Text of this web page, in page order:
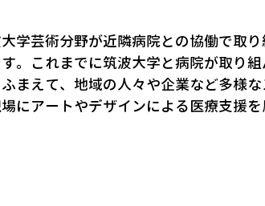
学芸術分野が近隣病院との協働で取
。これまでに筑波大学と病院が取り
まえて、地域の人々や企業など多様
にアートやデザインによる医療支援